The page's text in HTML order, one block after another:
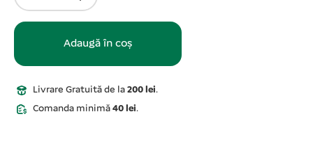
Adaugă în coș
Livrare Gratuită de la 200 lei.
Comanda minimă 40 lei.